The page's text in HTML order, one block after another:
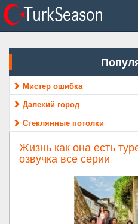
Мистер ошибка
Далекий город
Стеклянные потолки
Жизнь как она есть
озвучка все серии